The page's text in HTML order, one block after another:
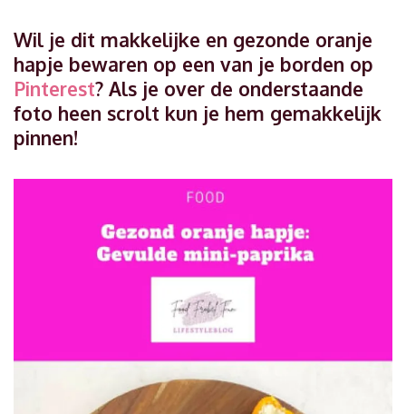
Wil je dit makkelijke en gezonde oranje
hapje bewaren op een van je borden op
Pinterest? Als je over de onderstaande
foto heen scrolt kun je hem gemakkelijk
pinnen!